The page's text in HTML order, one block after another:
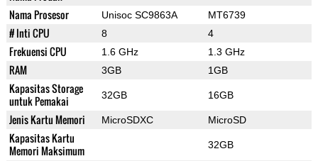
Nama Prosesor Unisoc SC9863A MT6739
# Inti CPU 8 4
Frekuensi CPU 1.6 GHz 1.3 GHz
RAM 3GB 1GB
Kapasitas Storage
untuk Pemakai
32GB 16GB
Jenis Kartu Memori MicroSDXC MicroSD
Kapasitas Kartu
Memori Maksimum
32GB